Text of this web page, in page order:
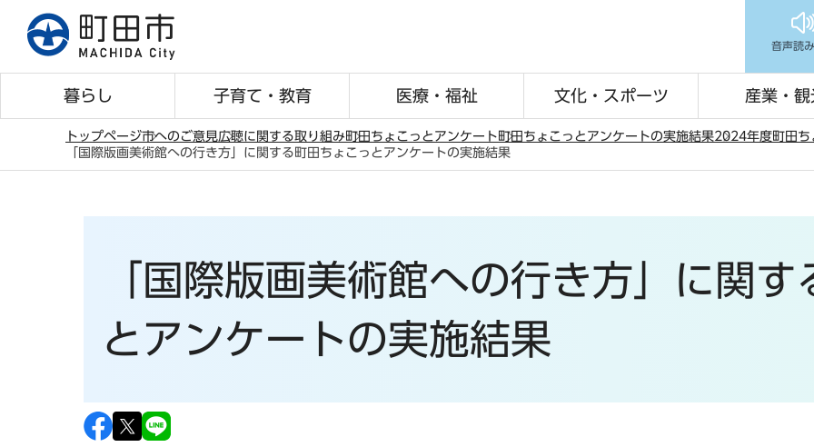
音声読
暮らし 子育て・教育 医療・福祉 文化・スポーツ 産業・観
トップページ市へのご意見広聴に関する取り組み町田ちょこっとアンケート 町田ちょこっとアンケートの実施結果2024年度町田ち
「国際版画美術館への行き方」に関する町田ちょこっとアンケートの実施結果
「国際版画美術館への行き方」に関す
とアンケートの実施結果